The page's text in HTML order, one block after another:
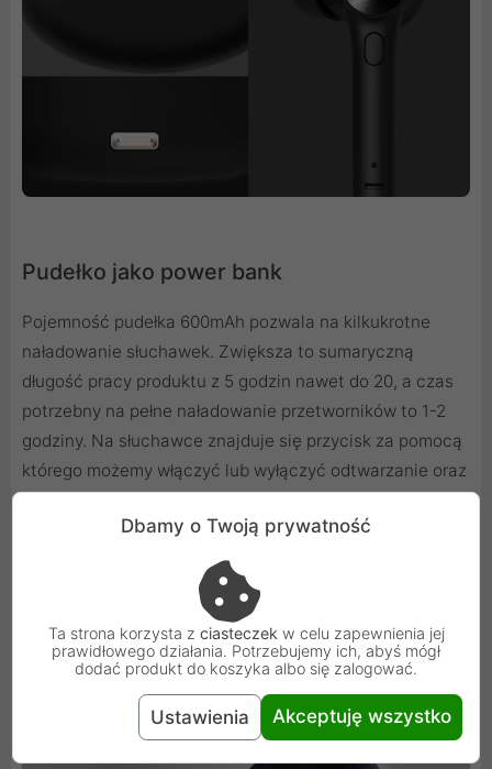
Pudełko jako power bank
Pojemność pudełka 600mAh pozwala na kilkukrotne
naładowanie słuchawek. Zwiększa to sumaryczną
długość pracy produktu z 5 godzin nawet do 20, a czas
potrzebny na pełne naładowanie przetworników to 1-2
godziny. Na słuchawce znajduje się przycisk za pomocą
którego możemy włączyć lub wyłączyć odtwarzanie oraz
odebrać przychodzące połączenie. Za sprawą mikrofonu
umiejscowionego na jednej ze słuchawek mamy
możliwość prowadzenia rozmów.
Dbamy o Twoją prywatność
Ta strona korzysta z ciasteczek w celu zapewnienia jej
prawidłowego działania. Potrzebujemy ich, abyś mógł
dodać produkt do koszyka albo się zalogować.
Ustawienia Akceptuję wszystko